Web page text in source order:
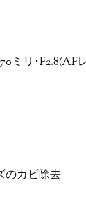
ミリ･F2.8(AF
のカビ除去